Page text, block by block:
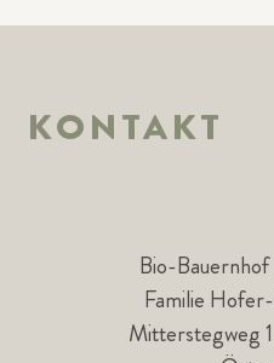
KONTAKT
Bio-
Familie
Mitterstegweg